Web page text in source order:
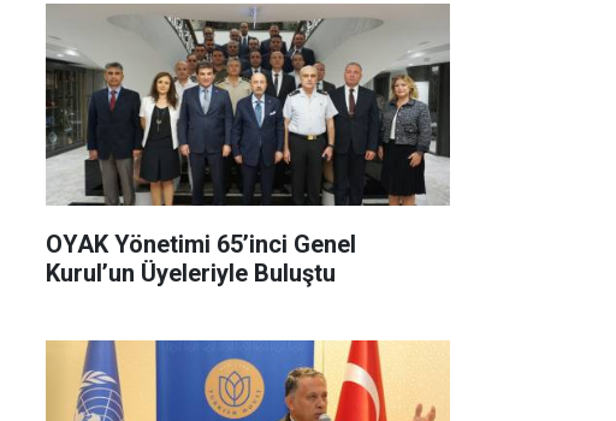
OYAK Yönetimi 65’inci Genel
Kurul’un Üyeleriyle Buluştu